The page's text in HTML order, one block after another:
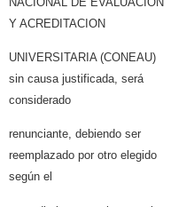
Y ACREDITACION
UNIVERSITARIA (CONEAU)
sin causa justificada, será
considerado
renunciante, debiendo ser
reemplazado por otro elegido
según el